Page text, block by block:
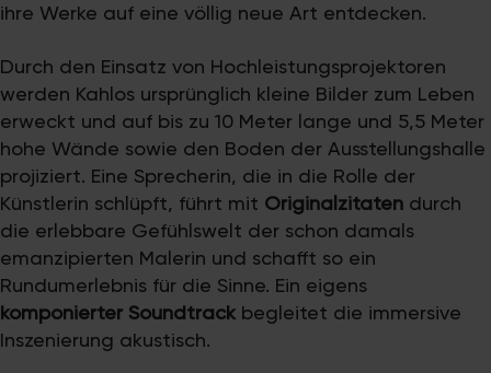
ihre Werke auf eine völlig neue Art entdecken.
Durch den Einsatz von Hochleistungsprojektoren
werden Kahlos ursprünglich kleine Bilder zum Leben
erweckt und auf bis zu 10 Meter lange und 5,5 Meter
hohe Wände sowie den Boden der Ausstellungshalle
projiziert. Eine Sprecherin, die in die Rolle der
Künstlerin schlüpft, führt mit Originalzitaten durch
die erlebbare Gefühlswelt der schon damals
emanzipierten Malerin und schafft so ein
Rundumerlebnis für die Sinne. Ein eigens
komponierter Soundtrack begleitet die immersive
Inszenierung akustisch.